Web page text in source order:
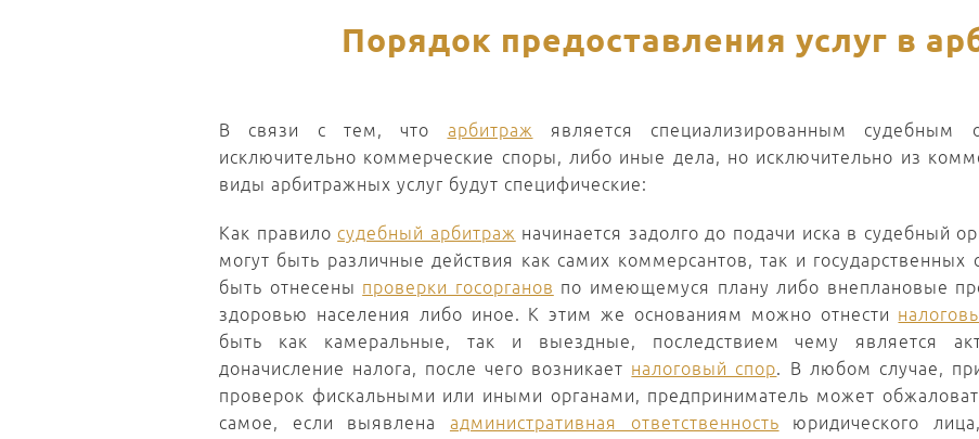
Порядок предоставления услуг в
В связи с тем, что арбитраж является специализированным судебным
исключительно коммерческие споры, либо иные дела, но исключительно из
виды арбитражных услуг будут специфические:
Как правило судебный арбитраж начинается задолго до подачи иска в судебный
могут быть различные действия как самих коммерсантов, так и государственных
быть отнесены проверки госорганов по имеющемуся плану либо внеплановые
здоровью населения либо иное. К этим же основаниям можно отнести
быть как камеральные, так и выездные, последствием чему является
доначисление налога, после чего возникает налоговый спор. В любом случае,
проверок фискальными или иными органами, предприниматель может
самое, если выявлена административная ответственность юридического